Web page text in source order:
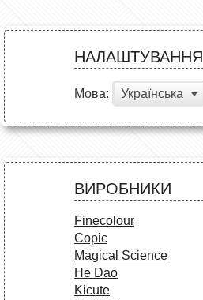
НАЛАШТУВАННЯ
Мова: Українська
ВИРОБНИКИ
Finecolour
Copic
Magical Science
He Dao
Kicute